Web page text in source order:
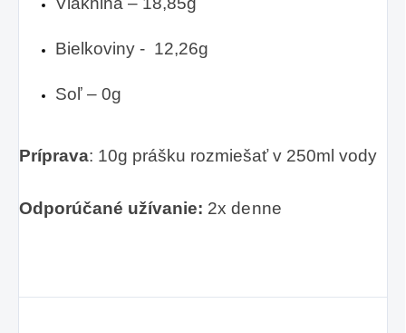
Bielkoviny - 12,26g
Soľ – 0g
Príprava: 10g prášku rozmiešať v 250ml vody
Odporúčané užívanie: 2x denne